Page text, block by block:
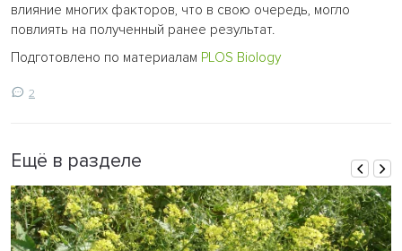
влияние многих факторов, что в свою очередь, могло
повлиять на полученный ранее результат.
Подготовлено по материалам PLOS Biology
2
Ещё в разделе